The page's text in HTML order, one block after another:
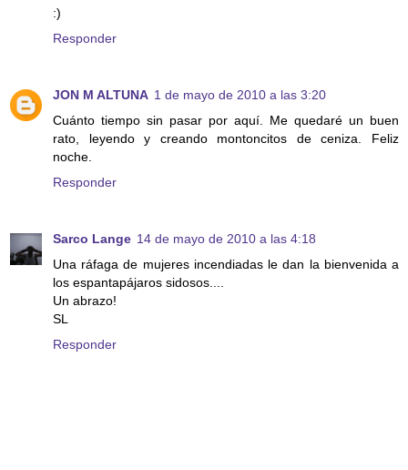
:)
Responder
JON M ALTUNA 1 de mayo de 2010 a las 3:20
Cuánto tiempo sin pasar por aquí. Me quedaré un buen
rato, leyendo y creando montoncitos de ceniza. Feliz
noche.
Responder
Sarco Lange 14 de mayo de 2010 a las 4:18
Una ráfaga de mujeres incendiadas le dan la bienvenida a
los espantapájaros sidosos....
Un abrazo!
SL
Responder